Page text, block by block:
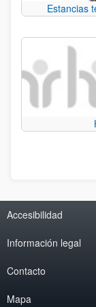
Estancias
Accesibilidad
Información legal
Contacto
Mapa